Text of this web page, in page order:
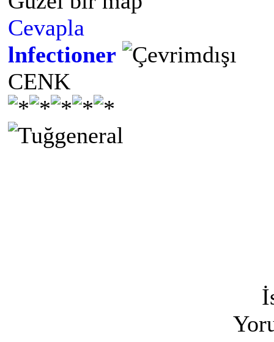
Cevapla
lnfectioner
CENK